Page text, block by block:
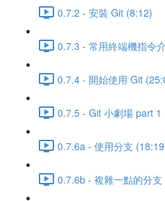
0.7.2 - 安裝 Git (8:12)
0.7.3 - 常用終端機指令
0.7.4 - 開始使用 Git
0.7.5 - Git 小劇場 part 1
0.7.6a - 使用分支
0.7.6b - 複雜一點的分